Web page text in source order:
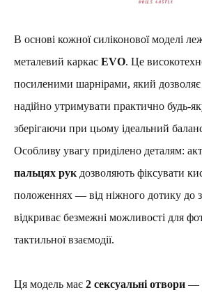
В основі кожної силіконової моделі
металевий каркас EVO. Це
посиленими шарнірами, який дозволяє
надійно утримувати практично будь-
зберігаючи при цьому ідеальний баланс
Особливу увагу приділено деталям:
пальцях рук дозволяють фіксувати
положеннях — від ніжного дотику до
відкриває безмежні можливості для
тактильної взаємодії.
Ця модель має 2 сексуальні отвори —